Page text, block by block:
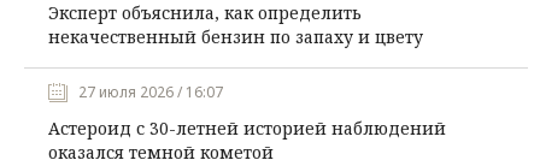
Эксперт объяснила, как определить
некачественный бензин по запаху и цвету
27 июля 2026 / 16:07
Астероид с 30-летней историей наблюдений
оказался темной кометой